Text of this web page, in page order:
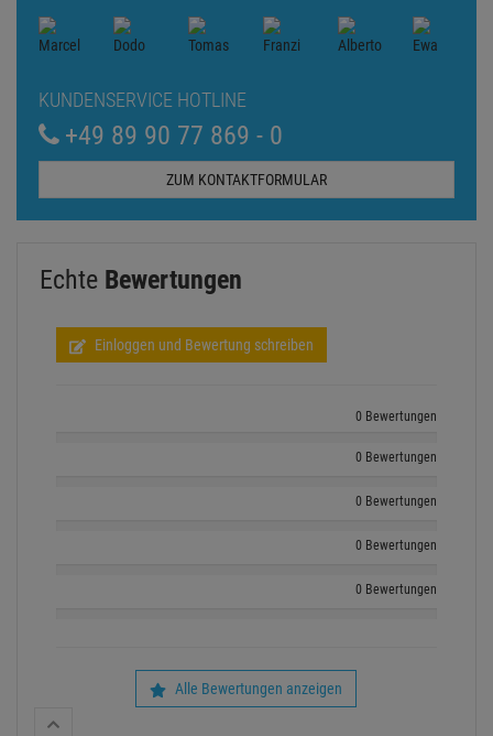
KUNDENSERVICE HOTLINE
+49 89 90 77 869 - 0
ZUM KONTAKTFORMULAR
Echte Bewertungen
Einloggen und Bewertung schreiben
0 Bewertungen
0 Bewertungen
0 Bewertungen
0 Bewertungen
0 Bewertungen
Alle Bewertungen anzeigen